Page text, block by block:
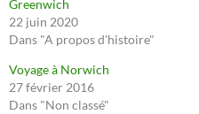
Greenwich
22 juin 2020
Dans "A propos d'histoire"
Voyage à Norwich
27 février 2016
Dans "Non classé"